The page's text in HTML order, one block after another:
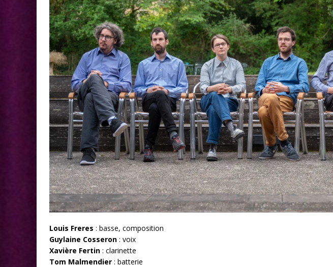
Louis Freres : basse, composition
Guylaine Cosseron : voix
Xavière Fertin : clarinette
Tom Malmendier : batterie